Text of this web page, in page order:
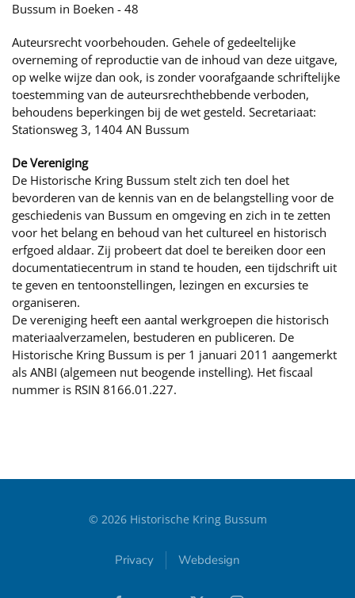
Bussum in Boeken - 48
Auteursrecht voorbehouden. Gehele of gedeeltelijke
overneming of reproductie van de inhoud van deze uitgave,
op welke wijze dan ook, is zonder voorafgaande schriftelijke
toestemming van de auteursrechthebbende verboden,
behoudens beperkingen bij de wet gesteld. Secretariaat:
Stationsweg 3, 1404 AN Bussum
De Vereniging
De Historische Kring Bussum stelt zich ten doel het
bevorderen van de kennis van en de belangstelling voor de
geschiedenis van Bussum en omgeving en zich in te zetten
voor het belang en behoud van het cultureel en historisch
erfgoed aldaar. Zij probeert dat doel te bereiken door een
documentatiecentrum in stand te houden, een tijdschrift uit
te geven en tentoonstellingen, lezingen en excursies te
organiseren.
De vereniging heeft een aantal werkgroepen die historisch
materiaalverzamelen, bestuderen en publiceren. De
Historische Kring Bussum is per 1 januari 2011 aangemerkt
als ANBI (algemeen nut beogende instelling). Het fiscaal
nummer is RSIN 8166.01.227.
© 2026Historische Kring Bussum
Privacy Webdesign